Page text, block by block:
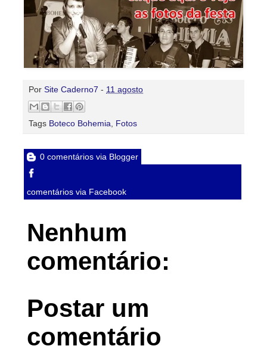
Por Site Caderno7 - 11 agosto
Tags Boteco Bohemia Fotos
0 comentários via Blogger
comentários via Facebook
Nenhum
comentário:
Postar um
comentário